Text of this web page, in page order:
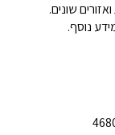
שונים.
נוסף.